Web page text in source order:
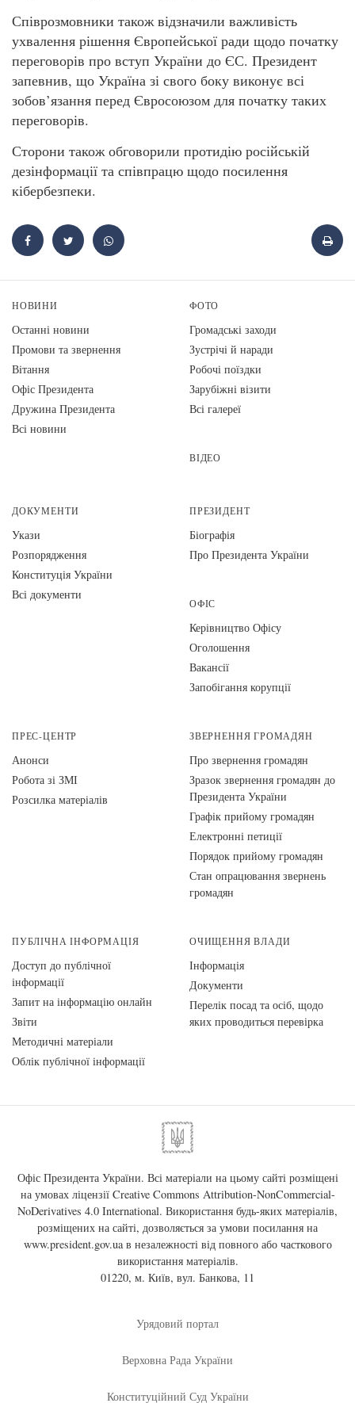
Співрозмовники також відзначили важливість
ухвалення рішення Європейської ради щодо початку
переговорів про вступ України до ЄС. Президент
запевнив, що Україна зі свого боку виконує всі
зобов’язання перед Євросоюзом для початку таких
переговорів.
Сторони також обговорили протидію російській
дезінформації та співпрацю щодо посилення
кібербезпеки.
НОВИНИ
Останні новини
Промови та звернення
Вiтання
Офіс Президента
Дружина Президента
Всі новини
ФОТО
Громадські заходи
Зустрічі й наради
Робочі поїздки
Зарубіжні візити
Всі галереї
ВІДЕО
ДОКУМЕНТИ
Укази
Розпорядження
Конституція України
Всі документи
ПРЕЗИДЕНТ
Біографія
Про Президента України
ОФІС
Керівництво Офісу
Оголошення
Вакансії
Запобігання корупції
ПРЕС-ЦЕНТР
Анонси
Робота зі ЗМІ
Розсилка матеріалів
ЗВЕРНЕННЯ ГРОМАДЯН
Про звернення громадян
Зразок звернення громадян до
Президента України
Графік прийому громадян
Електронні петиції
Порядок прийому громадян
Стан опрацювання звернень
громадян
ПУБЛІЧНА ІНФОРМАЦІЯ
Доступ до публічної
інформації
Запит на інформацію онлайн
Звіти
Методичні матеріали
Облік публічної інформації
ОЧИЩЕННЯ ВЛАДИ
Інформація
Документи
Перелік посад та осіб, щодо
яких проводиться перевірка
Офіс Президента України. Всі матеріали на цьому сайті розміщені
на умовах ліцензії Creative Commons Attribution-NonCommercial-
NoDerivatives 4.0 International. Використання будь-яких матеріалів,
розміщених на сайті, дозволяється за умови посилання на
www.president.gov.uaв незалежності від повного або часткового
використання матеріалів.
01220, м. Київ, вул. Банкова, 11
Урядовий портал
Верховна Рада України
Конституційний Суд України